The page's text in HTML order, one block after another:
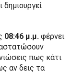
08:46 μ.μ. φέρνει
πως κάτι
αν δεις τα